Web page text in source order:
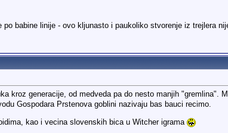
po babine linije - ovo kljunasto i paukoliko stvorenje iz trejlera
kroz generacije, od medveda pa do nesto manjih "gremlina".
Gospodara Prstenova goblini nazivaju bas bauci recimo.
kao i vecina slovenskih bica u Witcher igrama